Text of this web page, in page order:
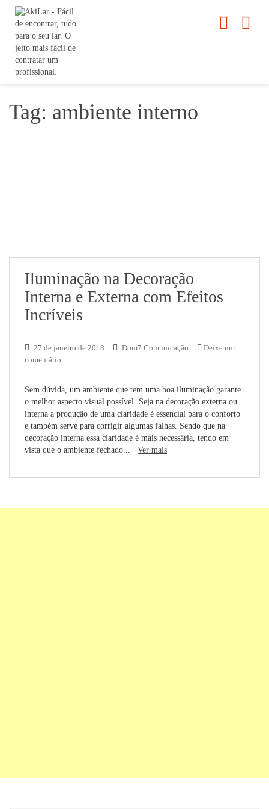
Tag: ambiente interno
Iluminação na Decoração
Interna e Externa com Efeitos
Incríveis
27 de janeiro de 2018 Dom7 Comunicação
Deixe um
comentário
Sem dúvida, um ambiente que tem uma boa iluminação garante
o melhor aspecto visual possível. Seja na decoração externa ou
interna a produção de uma claridade é essencial para o conforto
e também serve para corrigir algumas falhas. Sendo que na
decoração interna essa claridade é mais necessária, tendo em
vista que o ambiente fechado... Ver mais